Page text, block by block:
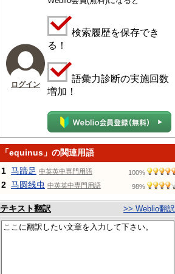
ログイン
検索履歴を保存でき
る！
語彙力診断の実施回数
増加！
「equinus」の関連用語
1 马蹄足 中英英中専門用語 100%
2 马圆线虫 中英英中専門用語 98%
テキスト翻訳 >> Weblio翻訳